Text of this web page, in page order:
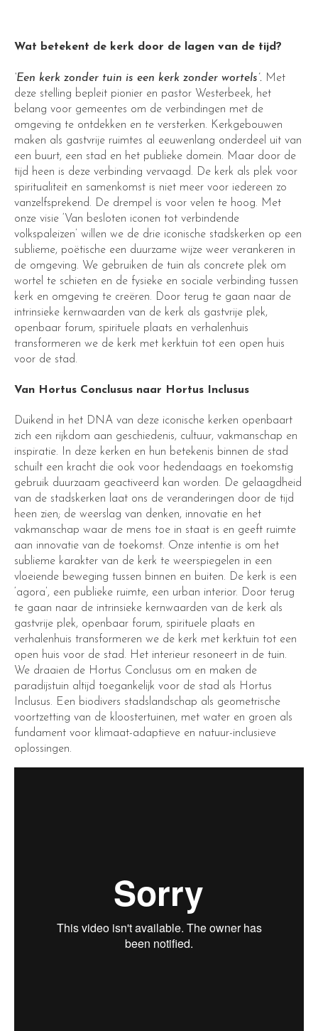
Wat betekent de kerk door de lagen van de tijd?
‘Een kerk zonder tuin is een kerk zonder wortels’. Met
deze stelling bepleit pionier en pastor Westerbeek, het
belang voor gemeentes om de verbindingen met de
omgeving te ontdekken en te versterken. Kerkgebouwen
maken als gastvrije ruimtes al eeuwenlang onderdeel uit van
een buurt, een stad en het publieke domein. Maar door de
tijd heen is deze verbinding vervaagd. De kerk als plek voor
spiritualiteit en samenkomst is niet meer voor iedereen zo
vanzelfsprekend. De drempel is voor velen te hoog. Met
onze visie ‘Van besloten iconen tot verbindende
volkspaleizen’ willen we de drie iconische stadskerken op een
sublieme, poëtische een duurzame wijze weer verankeren in
de omgeving. We gebruiken de tuin als concrete plek om
wortel te schieten en de fysieke en sociale verbinding tussen
kerk en omgeving te creëren. Door terug te gaan naar de
intrinsieke kernwaarden van de kerk als gastvrije plek,
openbaar forum, spirituele plaats en verhalenhuis
transformeren we de kerk met kerktuin tot een open huis
voor de stad.
Van Hortus Conclusus naar Hortus Inclusus
Duikend in het DNA van deze iconische kerken openbaart
zich een rijkdom aan geschiedenis, cultuur, vakmanschap en
inspiratie. In deze kerken en hun betekenis binnen de stad
schuilt een kracht die ook voor hedendaags en toekomstig
gebruik duurzaam geactiveerd kan worden. De gelaagdheid
van de stadskerken laat ons de veranderingen door de tijd
heen zien; de weerslag van denken, innovatie en het
vakmanschap waar de mens toe in staat is en geeft ruimte
aan innovatie van de toekomst. Onze intentie is om het
sublieme karakter van de kerk te weerspiegelen in een
vloeiende beweging tussen binnen en buiten. De kerk is een
‘agora’, een publieke ruimte, een urban interior. Door terug
te gaan naar de intrinsieke kernwaarden van de kerk als
gastvrije plek, openbaar forum, spirituele plaats en
verhalenhuis transformeren we de kerk met kerktuin tot een
open huis voor de stad. Het interieur resoneert in de tuin.
We draaien de Hortus Conclusus om en maken de
paradijstuin altijd toegankelijk voor de stad als Hortus
Inclusus. Een biodivers stadslandschap als geometrische
voortzetting van de kloostertuinen, met water en groen als
fundament voor klimaat-adaptieve en natuur-inclusieve
oplossingen.